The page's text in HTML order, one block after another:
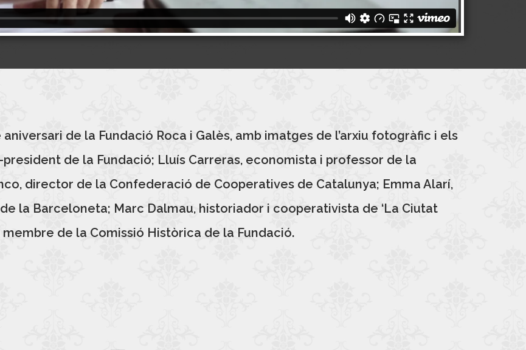
de la Fundació Roca i Galès, amb imatges de l’arxiu fotogràfic i els
de la Fundació; Lluís Carreras, economista i professor de la
director de la Confederació de Cooperatives de Catalunya; Emma Alarí,
la Barceloneta; Marc Dalmau, historiador i cooperativista de ‘La Ciutat
membre de la Comissió Històrica de la Fundació.